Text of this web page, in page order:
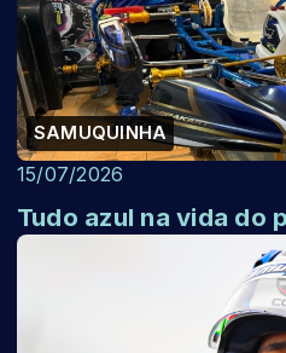
SAMUQUINHA
15/07/2026
Tudo azul na vida do